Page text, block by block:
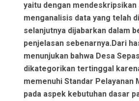
yaitu dengan
menganalisis data yang telah
selanjutnya dijabarkan dalam
penjelasan sebenarnya.Dari
menunjukan bahwa Desa
dikategorikan tertinggal
memenuhi Standar Pelayanan
pada aspek kebutuhan dasar